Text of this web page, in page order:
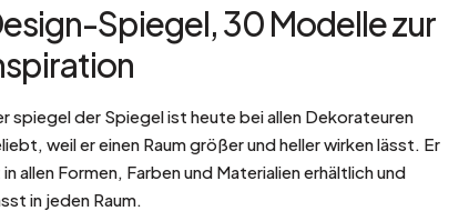
Spiegel, 30 Modelle zur
spiegel der Spiegel ist heute bei allen Dekorateuren
weil er einen Raum größer und heller wirken lässt. Er
allen Formen, Farben und Materialien erhältlich und
in jeden Raum.